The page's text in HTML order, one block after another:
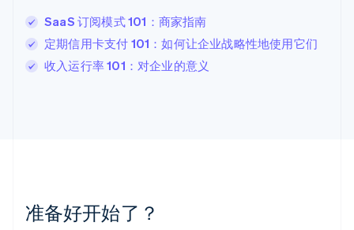
SaaS 订阅模式 101：商家指南
定期信用卡支付 101：如何让企业战略性地使用它们
收入运行率 101：对企业的意义
准备好开始了？
卢森堡
罗马尼亚
English
挪威